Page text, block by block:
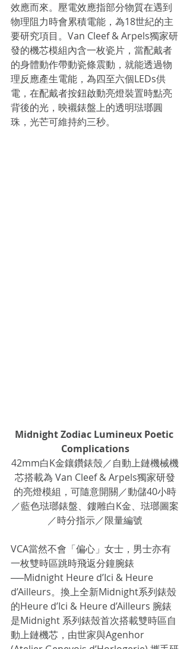
效應而來。壓電效應指部分物質在遇到
物理阻力時會累積電能，為18世紀的主
要研究項目。Van Cleef & Arpels獨家研
發的機芯模組內含一枚瓷片，當配戴者
的身體動作帶動瓷條震動，就能透過物
理反應產生電能，為四至六個LEDs供
電，在配戴者按鈕啟動亮燈裝置時點亮
背後的光，映襯錶盤上的透明琺瑯圓
珠，光芒可維持約三秒。
Midnight Zodiac Lumineux Poetic
Complications
42mm白K金鑲鑽錶殼／自動上鏈機械機
芯搭載為 Van Cleef & Arpels獨家研發
的亮燈模組，可隨意開關／動儲40小時
／藍色琺瑯錶盤、鏤雕白K金、琺瑯圖案
／時分指示／限量編號
VCA當然不會「偏心」女士，男士亦有
一枚雙時區跳時飛返分鐘腕錶
──Midnight Heure d’Ici & Heure
d’Ailleurs。換上全新Midnight系列錶殼
的Heure d’Ici & Heure d’Ailleurs 腕錶
是Midnight 系列錶殼首次搭載雙時區自
動上鏈機芯，由世家與Agenhor